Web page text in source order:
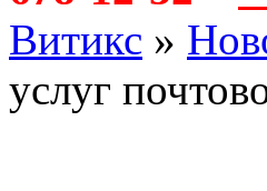
Витикс »
услуг